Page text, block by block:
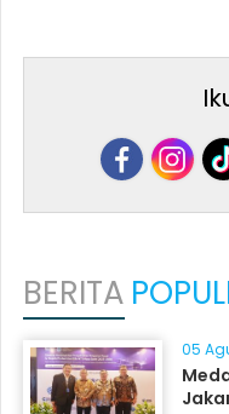
BERITA
05